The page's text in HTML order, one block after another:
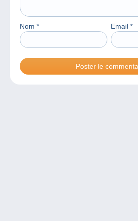
Nom * Email *